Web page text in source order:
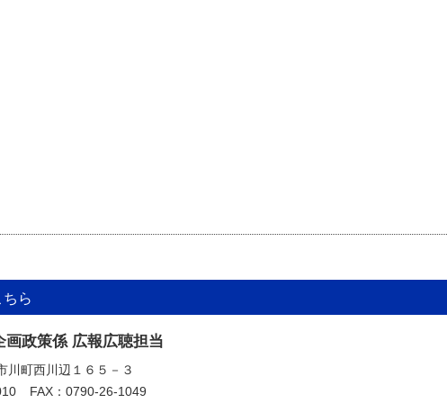
ら
政策係 広報広聴担当
川町西川辺１６５－３
FAX：0790-26-1049